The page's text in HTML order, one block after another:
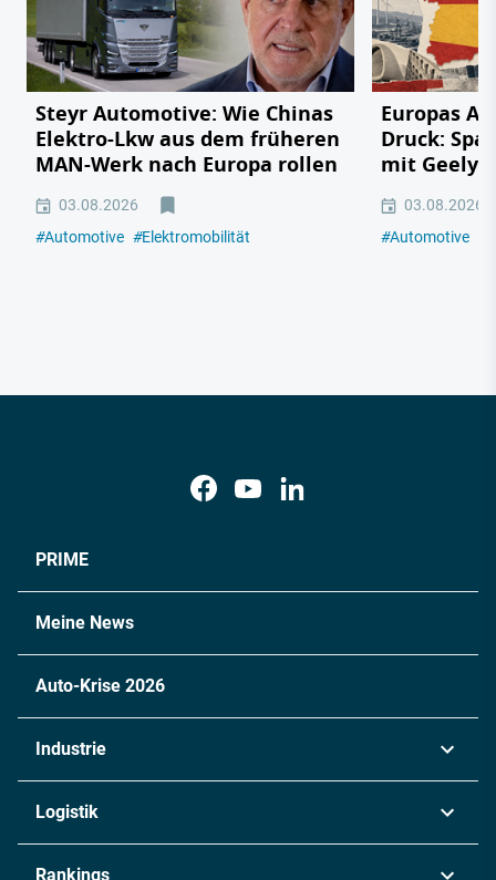
Steyr Automotive: Wie Chinas
Elektro-Lkw aus dem früheren
MAN-Werk nach Europa rollen
03.08.2026
#Automotive #Elektromobilität
Europas
Druck:
mit Geely,
03.08.2026
#Automotive
PRIME
Meine News
Auto-Krise 2026
Industrie
Logistik
Rankings